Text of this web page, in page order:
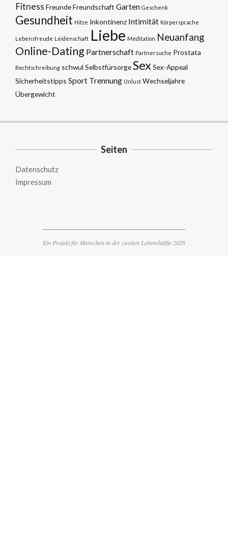
Fitness FreundeFreundschaft Garten Geschenk
Gesundheit Hitze Inkontinenz Intimität Körpersprache
Lebensfreude Leidenschaft Liebe Meditation Neuanfang
Online-Dating Partnerschaft Partnersuche Prostata
Rechtschreibung schwul SelbstfürsorgeSexSex-Appeal
Sicherheitstipps Sport Trennung Unlust Wechseljahre
Übergewicht
Seiten
Datenschutz
Impressum
Ein Projekt für Menschen in der zweiten Lebenshälfte 2026